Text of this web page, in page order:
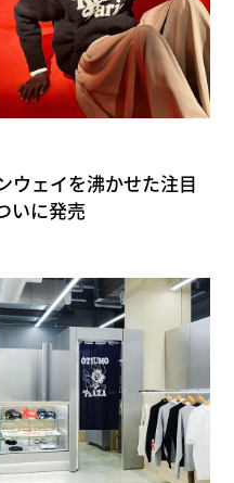
ウェイを沸かせた注目
いに発売